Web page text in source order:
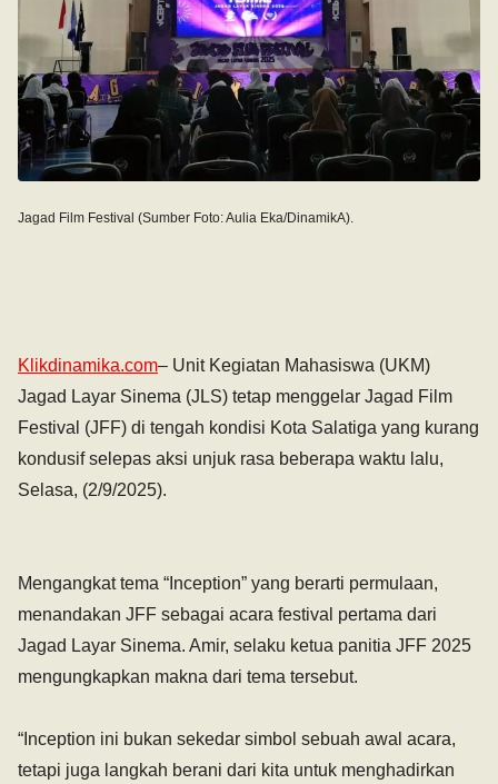
Jagad Film Festival (Sumber Foto: Aulia Eka/DinamikA).
Klikdinamika.com– U‎nit Kegiatan Mahasiswa (UKM)
Jagad Layar Sinema (JLS) tetap menggelar Jagad Film
Festival (JFF) di tengah kondisi Kota Salatiga yang kurang
kondusif selepas aksi unjuk rasa beberapa waktu lalu,
Selasa, (2/9/2025).
‎Mengangkat tema “Inception” yang berarti permulaan,
menandakan JFF sebagai acara festival pertama dari
Jagad Layar Sinema. Amir, selaku ketua panitia JFF 2025
mengungkapkan makna dari tema tersebut.
‎“Inception ini bukan sekedar simbol sebuah awal acara,
tetapi juga langkah berani dari kita untuk menghadirkan